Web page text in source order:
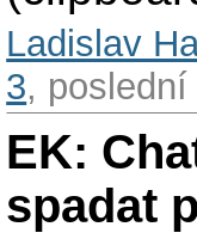
Ladislav
3,
EK:
spadat